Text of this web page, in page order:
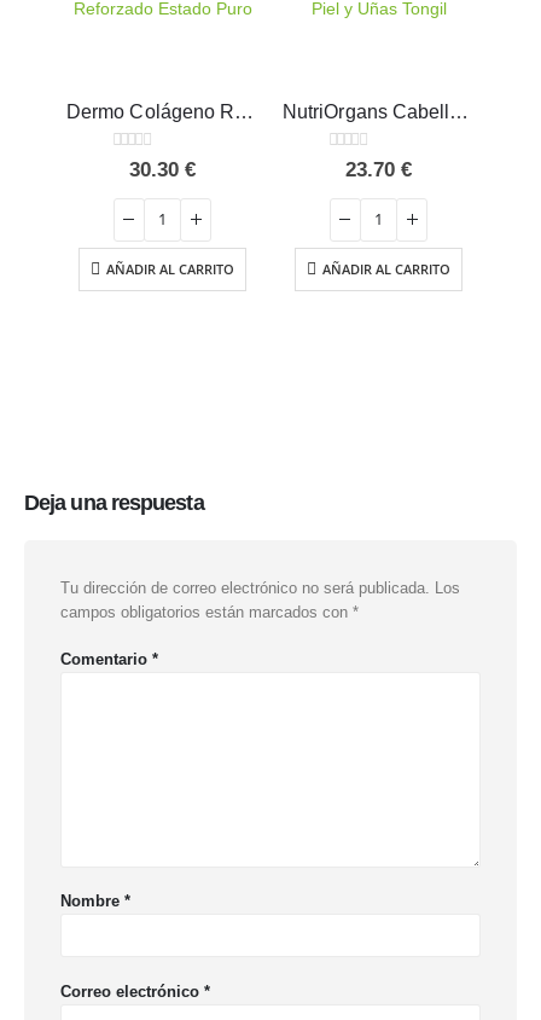
Dermo Colágeno Reforzado Estado Puro 275 g
out of 5
30.30€
AÑADIR AL CARRITO
NutriOrgans Cabello Piel y Uñas Tongil 14 viales
out of 5
23.70€
AÑADIR AL CARRITO
Deja una respuesta
Tu dirección de correo electrónico no será publicada. Los
campos obligatorios están marcados con *
Comentario *
Nombre *
Correo electrónico *